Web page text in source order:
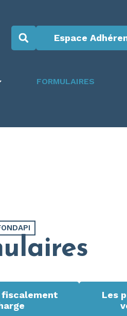
Espace
FORMULAIRES
fiscalement
Les